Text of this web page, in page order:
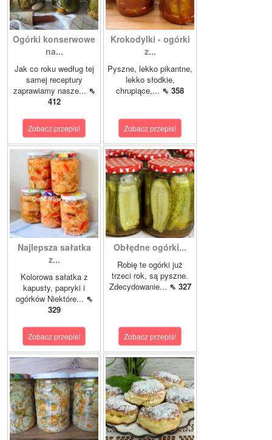
Ogórki konserwowe
na...
Jak co roku według tej
samej receptury
zaprawiamy nasze... ⇖
412
Zobacz przepis!
Krokodylki - ogórki
z...
Pyszne, lekko pikantne,
lekko słodkie,
chrupiące,... ⇖ 358
Zobacz przepis!
Najlepsza sałatka
z...
Kolorowa sałatka z
kapusty, papryki i
ogórków Niektóre... ⇖
329
Zobacz przepis!
Obłędne ogórki...
Robię te ogórki już
trzeci rok, są pyszne.
Zdecydowanie... ⇖ 327
Zobacz przepis!